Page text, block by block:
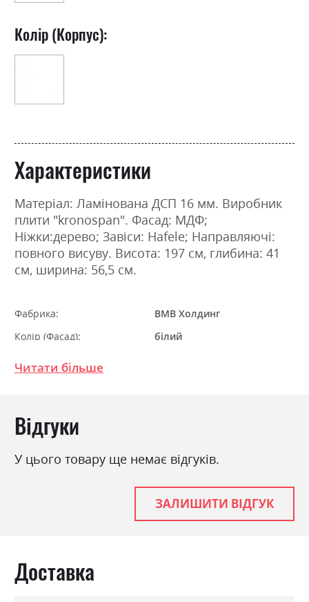
Колір (Корпус):
Характеристики
Матеріал: Ламінована ДСП 16 мм. Виробник
плити "kronospan". Фасад: МДФ;
Ніжки:дерево; Завіси: Hafele; Направляючі:
повного висуву. Висота: 197 см, глибина: 41
см, ширина: 56,5 см.
Фабрика:
ВМВ Холдинг
Колір (Фасад):
білий
Матеріал
Читати більше
Відгуки
У цього товару ще немає відгуків.
ЗАЛИШИТИ ВІДГУК
Доставка